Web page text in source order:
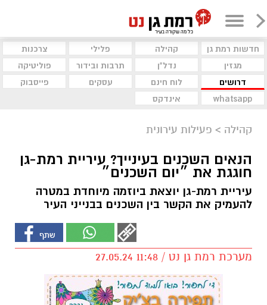
חדשות רמת גן קהילה פלילי
צרכנות
מגזין
נדל"ן תרבות ובידור
פוליטיקה
דרושים
לוח חינם עסקים
פייסבוק
whatsapp
אינדקס
קהילה > פעילות עירונית
הנאים השכנים בעינייך? עיריית רמת-גן
חוגגת את ״יום השכנים״
עיריית רמת-גן יוצאת ביוזמה מיוחדת במטרה
להעמיק את הקשר בין השכנים בבנייני העיר
מערכת רמת גן נט / 11:48 27.05.24